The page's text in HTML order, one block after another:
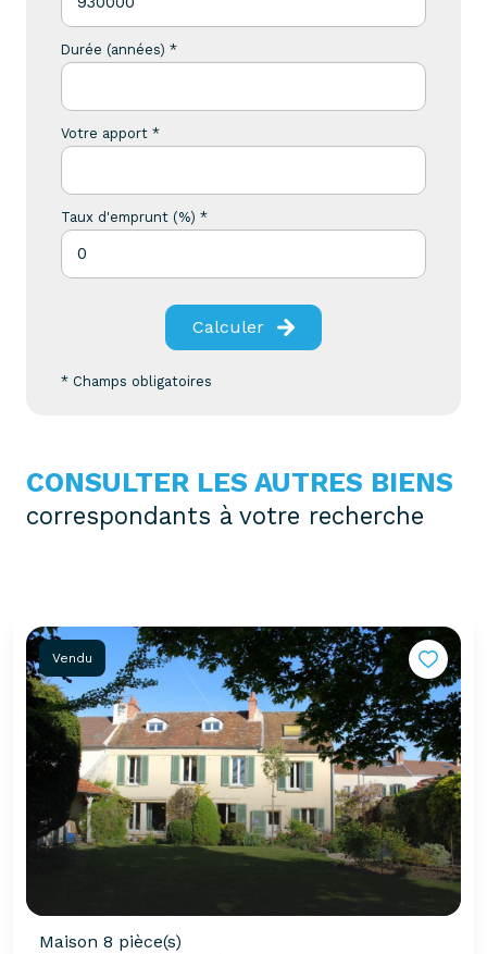
Durée (années) *
Votre apport *
Taux d'emprunt (%) *
Calculer
* Champs obligatoires
CONSULTER LES AUTRES BIENS
correspondants à votre recherche
Vendu
Maison 8 pièce(s)